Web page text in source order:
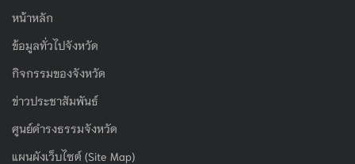
หน้าหลัก
ข้อมูลทั่วไปจังหวัด
กิจกรรมของจังหวัด
ข่าวประชาสัมพันธ์
ศูนย์ดำรงธรรมจังหวัด
แผนผังเว็บไซต์ (Site Map)